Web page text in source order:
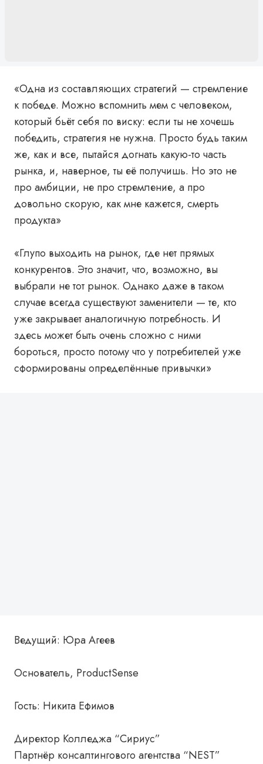
«Одна из составляющих стратегий — стремление
к победе. Можно вспомнить мем с человеком,
который бьёт себя по виску: если ты не хочешь
победить, стратегия не нужна. Просто будь таким
же, как и все, пытайся догнать какую-то часть
рынка, и, наверное, ты её получишь. Но это не
про амбиции, не про стремление, а про
довольно скорую, как мне кажется, смерть
продукта»
«Глупо выходить на рынок, где нет прямых
конкурентов. Это значит, что, возможно, вы
выбрали не тот рынок. Однако даже в таком
случае всегда существуют заменители — те, кто
уже закрывает аналогичную потребность. И
здесь может быть очень сложно с ними
бороться, просто потому что у потребителей уже
сформированы определённые привычки»
Ведущий: Юра Агеев
Основатель, ProductSense
Гость: Никита Ефимов
Директор Колледжа “Сириус”
Партнёр консалтингового агентства “NEST”